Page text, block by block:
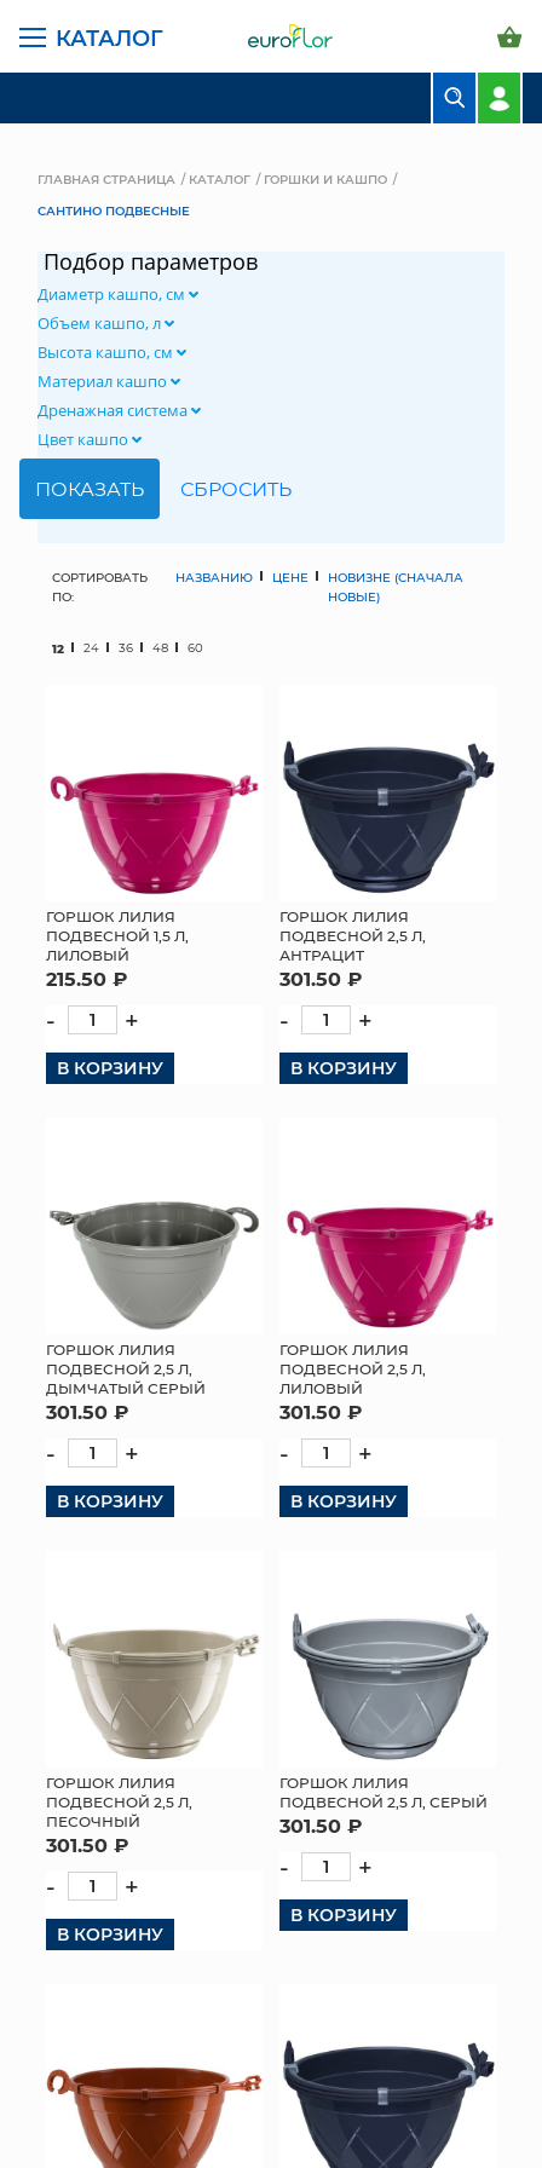
КАТАЛОГ
СВАДЕБНАЯ ФЛОРИСТИКА
МЯГКИЕ ИГРУШКИ
СУНДУКИ
ИСКУССТВЕННЫЕ ЦВЕТЫ
ПАКЕТЫ И СУМКИ
ТОРГОВЫЙ ЦЕНТР
ОПТОВЫМ КЛИЕНТАМ
ДОСТАВКА И ОПЛАТА
ГЛАВНАЯ СТРАНИЦА КАТАЛОГ
ГОРШКИ И КАШПО
САНТИНО ПОДВЕСНЫЕ
Подбор параметров
Диаметр кашпо, см
Объем кашпо, л
Высота кашпо, см
Материал кашпо
Дренажная система
Цвет кашпо
СОРТИРОВАТЬ
ПО:
НАЗВАНИЮ ЦЕНЕ
НОВИЗНЕ (СНАЧАЛА
НОВЫЕ)
12 24 36 48 60
ГОРШОК ЛИЛИЯ
ПОДВЕСНОЙ 1,5 Л,
ЛИЛОВЫЙ
215.50 ₽
- +
В КОРЗИНУ
ГОРШОК ЛИЛИЯ
ПОДВЕСНОЙ 2,5 Л,
АНТРАЦИТ
301.50 ₽
- +
В КОРЗИНУ
ГОРШОК ЛИЛИЯ
ПОДВЕСНОЙ 2,5 Л,
ДЫМЧАТЫЙ СЕРЫЙ
301.50 ₽
- +
В КОРЗИНУ
ГОРШОК ЛИЛИЯ
ПОДВЕСНОЙ 2,5 Л,
ЛИЛОВЫЙ
301.50 ₽
- +
В КОРЗИНУ
ГОРШОК ЛИЛИЯ
ПОДВЕСНОЙ 2,5 Л,
ПЕСОЧНЫЙ
301.50 ₽
- +
В КОРЗИНУ
ГОРШОК ЛИЛИЯ
ПОДВЕСНОЙ 2,5 Л, СЕРЫЙ
301.50 ₽
- +
В КОРЗИНУ